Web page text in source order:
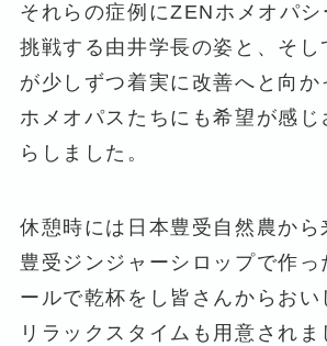
それらの症例にZENホメオパシ
挑戦する由井学長の姿と、そし
が少しずつ着実に改善へと向か
ホメオパスたちにも希望が感じ
らしました。
休憩時には日本豊受自然農から
豊受ジンジャーシロップで作っ
ールで乾杯をし皆さんからお
リラックスタイムも用意されま